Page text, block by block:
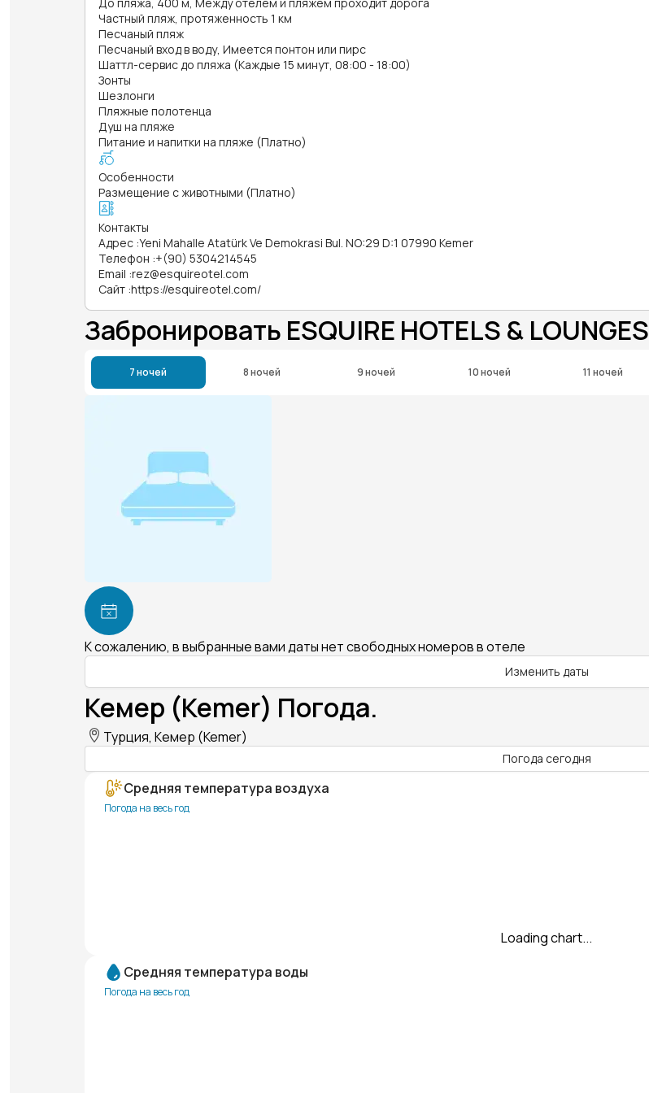
Частный пляж, протяженность 1 км
Песчаный пляж
Песчаный вход в воду, Имеется понтон или пирс
Шаттл-сервис до пляжа (Каждые 15 минут, 08:00 - 18:00)
Зонты
Шезлонги
Пляжные полотенца
Душ на пляже
Питание и напитки на пляже (Платно)
Особенности
Размещение с животными (Платно)
Контакты
Адрес :Yeni Mahalle Atatürk Ve Demokrasi Bul. NO:29 D:1 07990 Kemer
Телефон :+(90) 5304214545
Email :rez@esquireotel.com
Сайт :https://esquireotel.com/
Забронировать ESQUIRE HOTELS & LOUNGES
7 ночей 8 ночей 9 ночей 10 ночей 11 ночей
К сожалению, в выбранные вами даты нет свободных номеров в отеле
Изменить даты
Кемер (Kemer) Погода.
Турция, Кемер (Kemer)
Погода сегодня
Средняя температура воздуха
Погода на весь год
Loading chart...
Средняя температура воды
Погода на весь год